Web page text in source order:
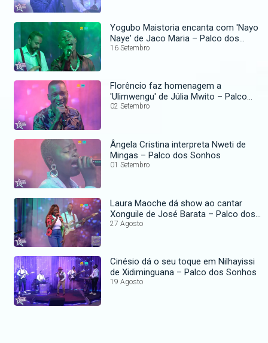
Yogubo Maistoria encanta com 'Nayo
Naye' de Jaco Maria – Palco dos
Sonhos
16 Setembro
Florêncio faz homenagem a
'Ulimwengu' de Júlia Mwito – Palco
dos Sonhos
02 Setembro
Ângela Cristina interpreta Nweti de
Mingas – Palco dos Sonhos
01 Setembro
Laura Maoche dá show ao cantar
Xonguile de José Barata – Palco dos
Sonhos
27 Agosto
Cinésio dá o seu toque em Nilhayissi
de Xidiminguana – Palco dos Sonhos
19 Agosto